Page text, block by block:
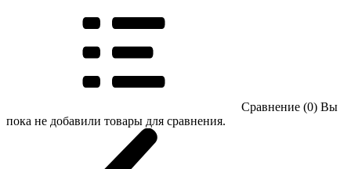
Сравнение (0) Вы
пока не добавили товары для сравнения.